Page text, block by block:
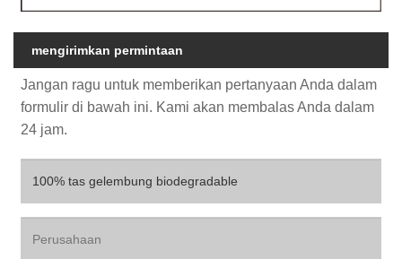
mengirimkan permintaan
Jangan ragu untuk memberikan pertanyaan Anda dalam
formulir di bawah ini. Kami akan membalas Anda dalam
24 jam.